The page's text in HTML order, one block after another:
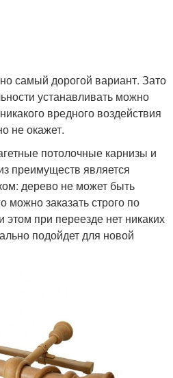
самый дорогой вариант. Зато
устанавливать можно
вредного воздействия
не окажет.
потолочные карнизы и
преимуществ является
дерево не может быть
можно заказать строго по
этом при переезде нет никаких
подойдет для новой